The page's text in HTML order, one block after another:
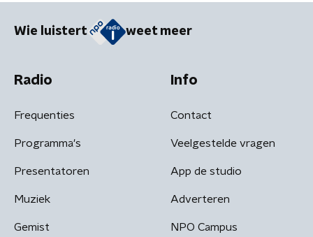
Wie luistert weet meer
Radio
Frequenties
Programma's
Presentatoren
Muziek
Gemist
Info
Contact
Veelgestelde vragen
App de studio
Adverteren
NPO Campus